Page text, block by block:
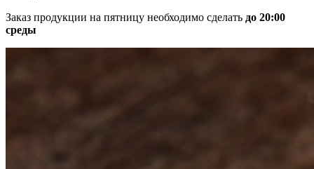
Заказ продукции на пятницу необходимо сделать до 20:00
среды